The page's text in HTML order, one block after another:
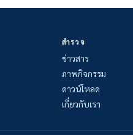
สำรวจ
ข่าวสาร
ภาพกิจกรรม
ดาวน์โหลด
เกี่ยวกับเรา